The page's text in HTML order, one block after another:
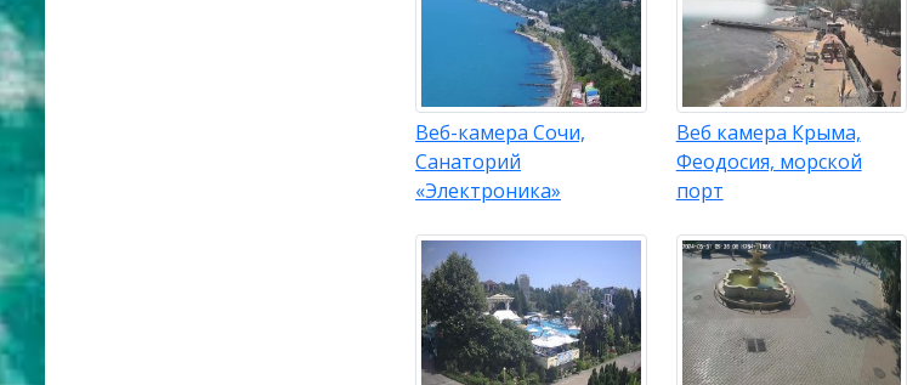
Веб-камера Сочи,
Санаторий
«Электроника»
Веб камера Крыма,
Феодосия, морской
порт